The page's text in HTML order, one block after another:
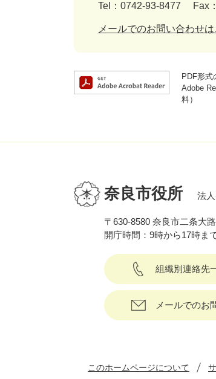
Tel：0742-93-8477
Fax
メールでのお問い合わせは
PDF形式
Adobe
料）
奈良市役所 法
〒630-8580 奈良市二条大
開庁時間：9時から17時ま
組織別連絡先
メールでのお
このホームページについて